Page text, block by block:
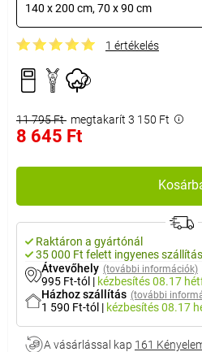
140 x 200 cm, 70 x 90 cm
1 értékelés
11 795 Ft megtakarít 3 150 Ft
8 645 Ft
Raktáron a gyártónál
35 000 Ft felett ingyenes szállítás
Átvevőhely (további információk)
995 Ft-tól | kézbesítés08.17
Házhoz szállítás (további
1 590 Ft-tól | kézbesítés08.17
A vásárlással kap 161